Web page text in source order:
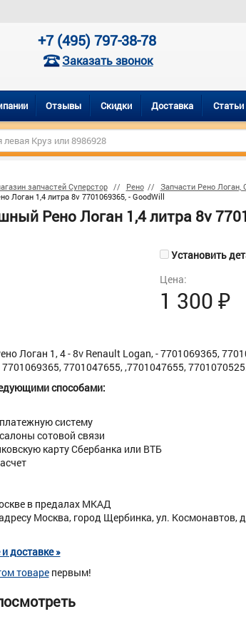
+7 (495) 797-38-78
Заказать звонок
Отзывы Скидки Доставка Статьи
запчастей Суперстор Рено
Запчасти Рено Логан,
Логан 1,4 литра 8v 7701069365, - GoodWill
Рено Логан 1,4 литра 8v
Установить
Цена:
1 300₽
Логан 1, 4 - 8v Renault Logan, - 7701069365,
7701047655, ,7701047655,
способами:
систему
сотовой связи
карту Сбербанка или ВТБ
в предалах МКАД
Москва, город Щербинка, ул. Космонавтов,
доставке »
товарепервым!